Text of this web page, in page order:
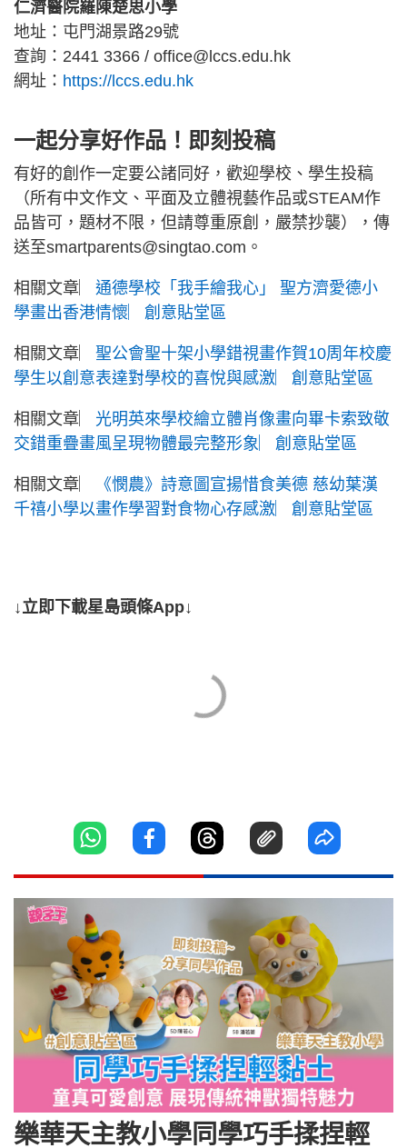
仁濟醫院羅陳楚思小學
地址：屯門湖景路29號
查詢：2441 3366 / office@lccs.edu.hk
網址： https://lccs.edu.hk
一起分享好作品！即刻投稿
有好的創作一定要公諸同好，歡迎學校、學生投稿
（所有中文作文、平面及立體視藝作品或STEAM作
品皆可，題材不限，但請尊重原創，嚴禁抄襲），傳
送至smartparents@singtao.com 。
相關文章︳ 通德學校「我手繪我心」 聖方濟愛德小
學畫出香港情懷︳創意貼堂區
相關文章︳ 聖公會聖十架小學錯視畫作賀10周年校慶
學生以創意表達對學校的喜悅與感激︳創意貼堂區
相關文章︳ 光明英來學校繪立體肖像畫向畢卡索致敬
交錯重疊畫風呈現物體最完整形象︳創意貼堂區
相關文章︳
《憫農》詩意圖宣揚惜食美德 慈幼葉漢
千禧小學以畫作學習對食物心存感激︳創意貼堂區
↓立即下載星島頭條App↓
樂華天主教小學同學巧手揉捏輕